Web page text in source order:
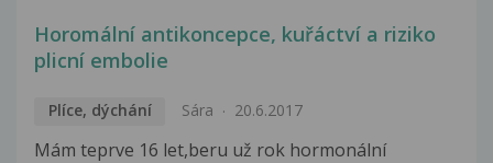
Horomální antikoncepce, kuřáctví a riziko
plicní embolie
Plíce, dýchání Sára 20.6.2017
Mám teprve 16 let,beru už rok hormonální